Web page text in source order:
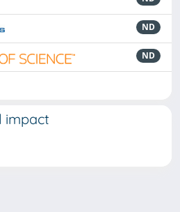
ND
ND
impact